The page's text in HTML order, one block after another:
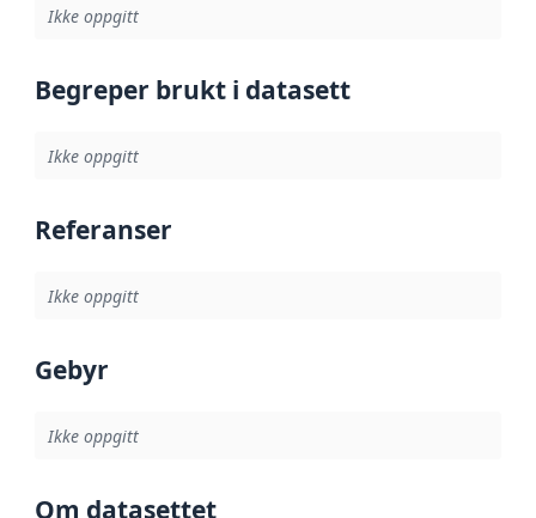
Ikke oppgitt
Begreper brukt i datasett
Ikke oppgitt
Referanser
Ikke oppgitt
Gebyr
Ikke oppgitt
Om datasettet